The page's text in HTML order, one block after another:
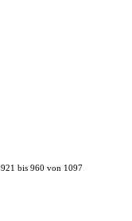
921 bis 960 von 1097